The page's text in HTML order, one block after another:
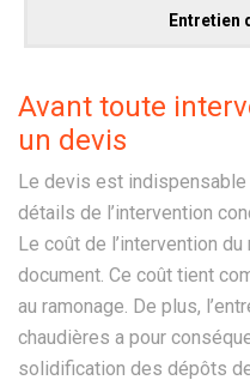
Entretien
Avant toute
un devis
Le devis est
détails de l’intervention
Le coût de l’intervention
document. Ce coût tient
au ramonage. De plus,
chaudières a pour
solidification des dépôts